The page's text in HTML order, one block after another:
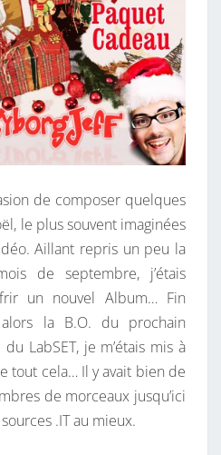
L
,
V
I
T
E
T
E
M
O
N
C
A
D
E
A
E
S
de composer quelques
le plus souvent imaginées
Aillant repris un peu la
de septembre, j’étais
un nouvel Album… Fin
la B.O. du prochain
LabSET, je m’étais mis à
tout cela… Il y avait bien de
de morceaux jusqu’ici
.IT au mieux.